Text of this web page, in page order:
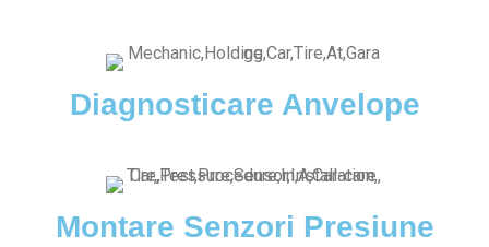
Diagnosticare Anvelope
Montare Senzori Presiune